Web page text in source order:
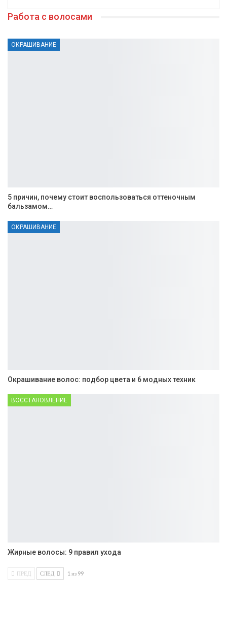
Работа с волосами
ОКРАШИВАНИЕ
5 причин, почему стоит воспользоваться оттеночным
бальзамом…
ОКРАШИВАНИЕ
Окрашивание волос: подбор цвета и 6 модных техник
ВОССТАНОВЛЕНИЕ
Жирные волосы: 9 правил ухода
ПРЕД СЛЕД 1 из 99